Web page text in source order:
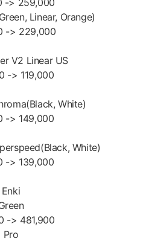
-> 259,000
Linear, Orange)
-> 229,000
V2 Linear US
-> 119,000
White)
-> 149,000
White)
-> 139,000
Enki
-> 481,900
Pro